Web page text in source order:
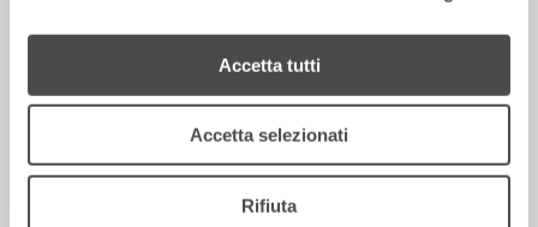
Accetta tutti
Accetta selezionati
Rifiuta